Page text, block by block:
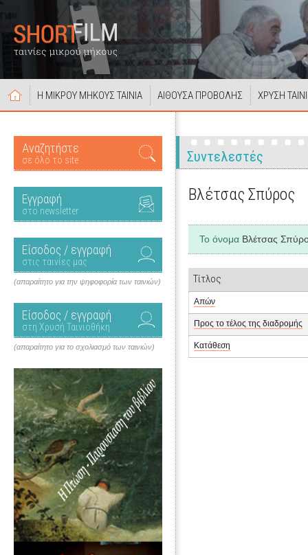
Η ΜΙΚΡΟΥ ΜΗΚΟΥΣ ΤΑΙΝΙΑ ΑΙΘΟΥΣΑ ΠΡΟΒΟΛΗΣ ΧΡΥΣΗ
Αναζητήστε
σε όλο το site
Εγγραφή
στο newsletter
Είσοδος / εγγραφή
στις ταινίες μας
(απαραίτητο για την ψηφοφορία των ταινιών)
Είσοδος / εγγραφή
στη Χρυσή Ταινιοθήκη
(απαραίτητο για το σχολιασμό των ταινιών)
Συντελεστές
Βλέτσας Σπύρος
Το όνομα Βλέτσας
Τίτλος
Απών
Προς το τέλος της διαδρομής
Κατάθεση